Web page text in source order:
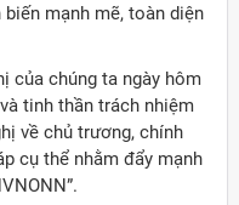
mạnh mẽ, toàn diện
của chúng ta ngày hôm
tinh thần trách nhiệm
về chủ trương, chính
cụ thể nhằm đẩy mạnh